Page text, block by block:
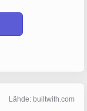
Lähde: builtwith.com